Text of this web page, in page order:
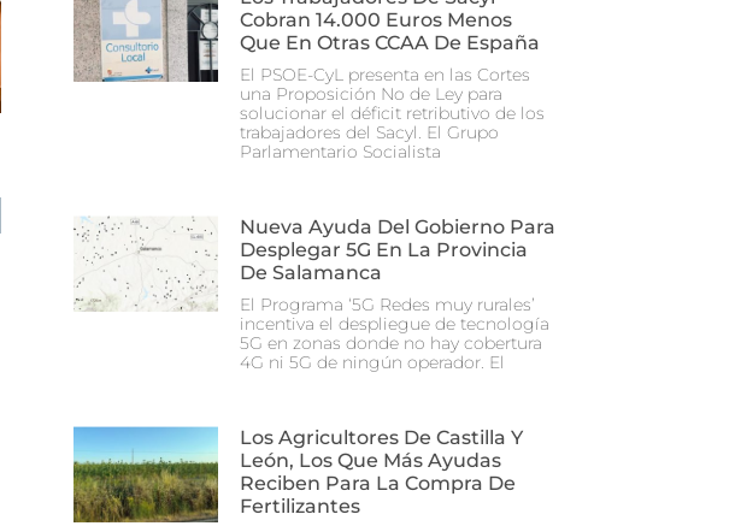
Cobran 14.000 Euros Menos
Que En Otras CCAA De España
El PSOE-CyL presenta en las Cortes
una Proposición No de Ley para
solucionar el déficit retributivo de los
trabajadores del Sacyl. El Grupo
Parlamentario Socialista
Nueva Ayuda Del Gobierno Para
Desplegar 5G En La Provincia
De Salamanca
El Programa ‘5G Redes muy rurales’
incentiva el despliegue de tecnología
5G en zonas donde no hay cobertura
4G ni 5G de ningún operador. El
Los Agricultores De Castilla Y
León, Los Que Más Ayudas
Reciben Para La Compra De
Fertilizantes